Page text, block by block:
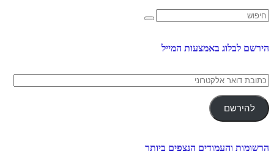
הירשם לבלוג באמצעות המייל
כתובת
אלקטרוני
להירשם
הרשומות והעמודים הנצפים ביותר